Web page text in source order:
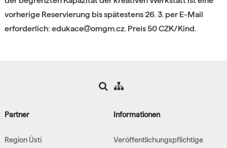
vorherige Reservierung bis spätestens 26. 3. per E-Mail
erforderlich: edukace
omgm.cz. Preis 50 CZK/Kind.
Partner
Region Ústí
Informationen
Veröffentlichungspflichtige